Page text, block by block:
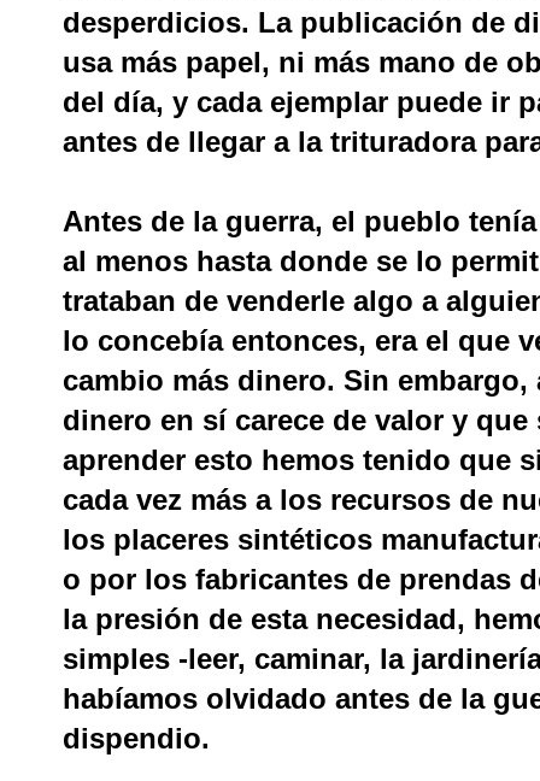
desperdicios. La publicación de
usa más papel, ni más mano de
del día, y cada ejemplar puede ir
antes de llegar a la trituradora
Antes de la guerra, el pueblo
al menos hasta donde se lo
trataban de venderle algo a
lo concebía entonces, era el que
cambio más dinero. Sin
dinero en sí carece de valor y
aprender esto hemos tenido que
cada vez más a los recursos de
los placeres sintéticos
o por los fabricantes de prendas
la presión de esta necesidad,
simples -leer, caminar, la
habíamos olvidado antes de la
dispendio.